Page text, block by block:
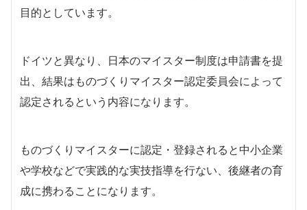
目的としています。
ドイツと異なり、日本のマイスター制度は申請書を提
出、結果はものづくりマイスター認定委員会によって
認定されるという内容になります。
ものづくりマイスターに認定・登録されると中小企業
や学校などで実践的な実技指導を行ない、後継者の育
成に携わることになります。